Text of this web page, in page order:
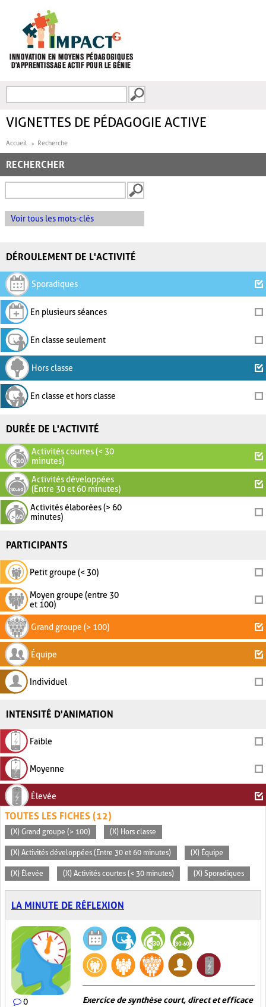
FORMULAIRE DE
VIGNETTES DE PÉDAGOGIE ACTIVE
Accueil Recherche
RECHERCHER
Voir tous les mots-clés
DÉROULEMENT DE L'ACTIVITÉ
Sporadiques
En plusieurs séances
En classe seulement
Hors classe
En classe et hors classe
DURÉE DE L'ACTIVITÉ
Activités courtes (< 30
minutes)
Activités développées
(Entre 30 et 60 minutes)
Activités élaborées (> 60
minutes)
PARTICIPANTS
Petit groupe (< 30)
Moyen groupe (entre 30
et 100)
Grand groupe (> 100)
Équipe
Individuel
INTENSITÉ D'ANIMATION
Faible
Moyenne
Élevée
TOUTES LES FICHES (12)
(X) Grand groupe (> 100) (X) Hors classe
(X) Activités développées (Entre 30 et 60 minutes) (X) Équipe
(X) Élevée (X) Activités courtes (< 30 minutes) (X) Sporadiques
LA MINUTE DE RÉFLEXION
0 Exercice de synthèse court, direct et efficace